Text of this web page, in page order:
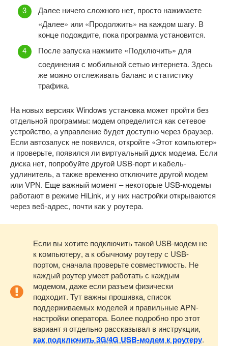
Далее ничего сложного нет, просто нажимаете
«Далее» или «Продолжить» на каждом шагу. В
конце подождите, пока программа установится.
После запуска нажмите «Подключить» для
соединения с мобильной сетью интернета. Здесь
же можно отслеживать баланс и статистику
трафика.
На новых версиях Windows установка может пройти без
отдельной программы: модем определится как сетевое
устройство, а управление будет доступно через браузер.
Если автозапуск не появился, откройте «Этот компьютер»
и проверьте, появился ли виртуальный диск модема. Если
диска нет, попробуйте другой USB-порт и кабель-
удлинитель, а также временно отключите другой модем
или VPN. Еще важный момент – некоторые USB-модемы
работают в режиме HiLink, и у них настройки открываются
через веб-адрес, почти как у роутера.
Если вы хотите подключить такой USB-модем не
к компьютеру, а к обычному роутеру с USB-
портом, сначала проверьте совместимость. Не
каждый роутер умеет работать с каждым
модемом, даже если разъем физически
подходит. Тут важны прошивка, список
поддерживаемых моделей и правильные APN-
настройки оператора. Более подробно про этот
вариант я отдельно рассказывал в инструкции,
как подключить 3G/4G USB-модем к роутеру.